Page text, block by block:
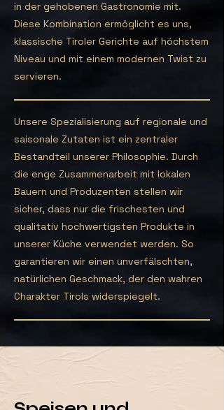
in der gehobenen Gastronomie mit.
Diese Kombination ermöglicht es uns,
klassische Tiroler Gerichte auf höchstem
Niveau und mit einem modernen Twist zu
servieren.
Unsere Spezialisierung auf regionale und
saisonale Zutaten ist ein zentraler
Bestandteil unserer Philosophie. Durch
die enge Zusammenarbeit mit lokalen
Bauern und Produzenten stellen wir
sicher, dass nur die frischesten und
qualitativ hochwertigsten Produkte in
unserer Küche verwendet werden. So
garantieren wir einen unverfälschten,
natürlichen Geschmack, der den wahren
Charakter Tirols widerspiegelt.